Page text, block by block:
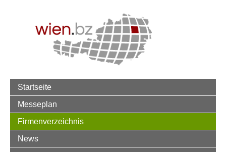
Startseite
Messeplan
Firmenverzeichnis
News